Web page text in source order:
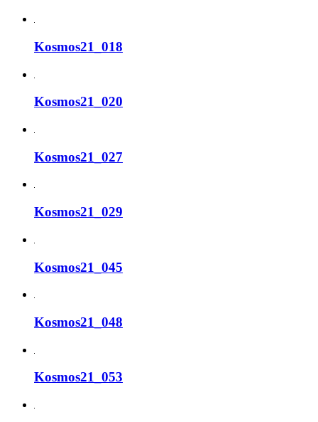
Kosmos21_018
Kosmos21_020
Kosmos21_027
Kosmos21_029
Kosmos21_045
Kosmos21_048
Kosmos21_053